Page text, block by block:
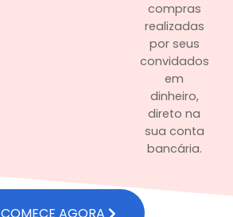
compras
realizadas
por seus
convidados
em
dinheiro,
direto na
sua conta
bancária.